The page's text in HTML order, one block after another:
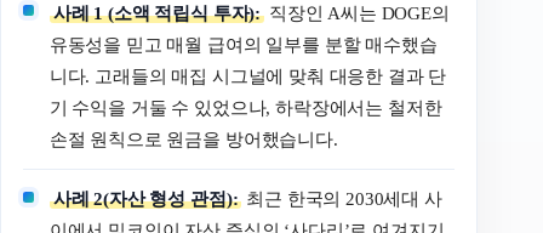
사례 1 (소액 적립식 투자): 직장인 A씨는 DOGE의
유동성을 믿고 매월 급여의 일부를 분할 매수했습
니다. 고래들의 매집 시그널에 맞춰 대응한 결과 단
기 수익을 거둘 수 있었으나, 하락장에서는 철저한
손절 원칙으로 원금을 방어했습니다.
사례 2(자산 형성 관점): 최근 한국의 2030세대 사